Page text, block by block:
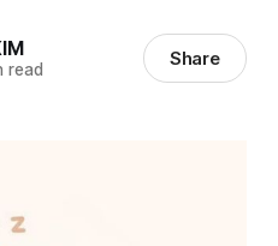
read Share